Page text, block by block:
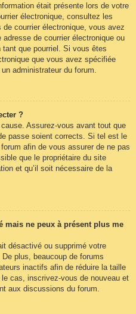
était présente lors de votre
électronique, consultez les
courrier électronique, vous avez
de courrier électronique ou
que pourriel. Si vous êtes
que vous avez spécifiée
administrateur du forum.
?
Assurez-vous avant tout que
passe soient corrects. Si tel est le
afin de vous assurer de ne pas
que le propriétaire du site
et qu’il soit nécessaire de la
mais ne peux à présent plus me
désactivé ou supprimé votre
plus, beaucoup de forums
inactifs afin de réduire la taille
cas, inscrivez-vous de nouveau et
aux discussions du forum.